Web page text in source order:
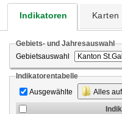
Indikatoren Karten
Gebiets- und Jahresauswahl
Gebietsauswahl
Indikatorentabelle
Ausgewählte
Alles